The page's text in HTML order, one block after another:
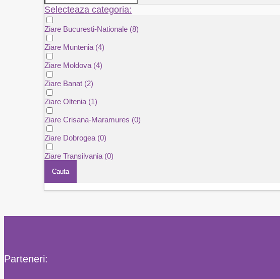
Selecteaza categoria:
Ziare Bucuresti-Nationale (8)
Ziare Muntenia (4)
Ziare Moldova (4)
Ziare Banat (2)
Ziare Oltenia (1)
Ziare Crisana-Maramures (0)
Ziare Dobrogea (0)
Ziare Transilvania (0)
Cauta
Parteneri: